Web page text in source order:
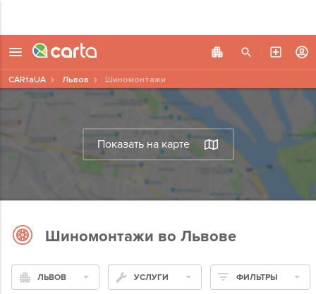
Показать на карте
CARtaUA Львов Шиномонтажи
Шиномонтажи во Львове
ЛЬВОВ УСЛУГИ ФИЛЬТРЫ